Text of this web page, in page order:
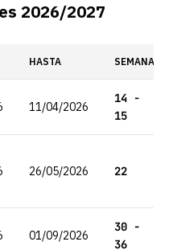
2026/2027
HASTA SEMANA
11/04/2026
14 -
15
26/05/2026 22
01/09/2026
30 -
36